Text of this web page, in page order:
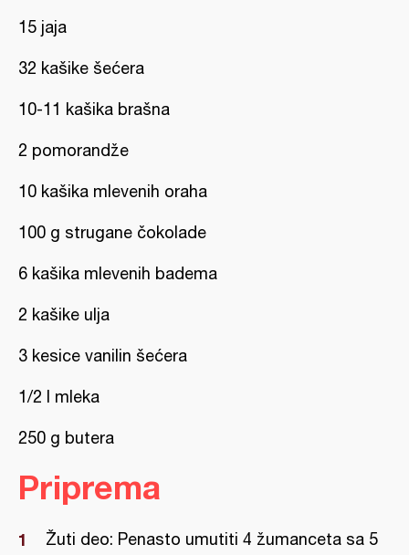
15 jaja
32 kašike šećera
10-11 kašika brašna
2 pomorandže
10 kašika mlevenih oraha
100 g strugane čokolade
6 kašika mlevenih badema
2 kašike ulja
3 kesice vanilin šećera
1/2 l mleka
250 g butera
Priprema
Žuti deo: Penasto umutiti 4 žumanceta sa 5